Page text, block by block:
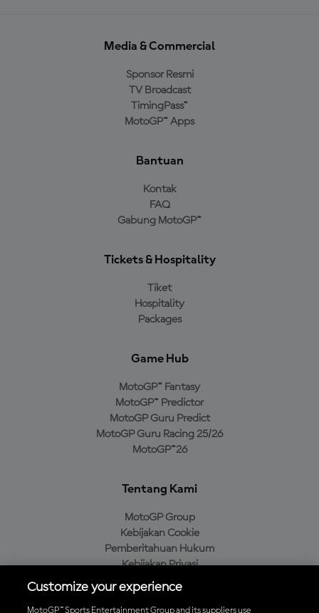
Media & Commercial
Sponsor Resmi
TV Broadcast
TimingPass™
MotoGP™ Apps
Bantuan
Kontak
FAQ
Gabung MotoGP™
Tickets & Hospitality
Tiket
Hospitality
Packages
Game Hub
MotoGP™ Fantasy
MotoGP™ Predictor
MotoGP Guru Predict
MotoGP Guru Racing 25/26
MotoGP™26
Tentang Kami
MotoGP Group
Kebijakan Cookie
Pemberitahuan Hukum
Kebijakan Privasi
Kebijakan Pembelian
Customize your experience
MotoGP™ Sports Entertainment Group and its suppliers use